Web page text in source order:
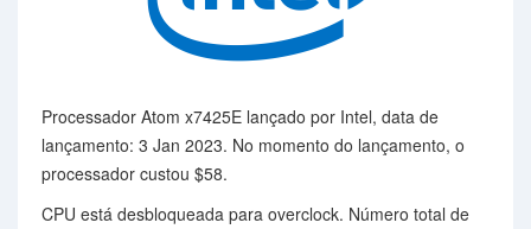
Processador Atom x7425E lançado por Intel, data de
lançamento: 3 Jan 2023. No momento do lançamento, o
processador custou $58.
CPU está desbloqueada para overclock. Número total de